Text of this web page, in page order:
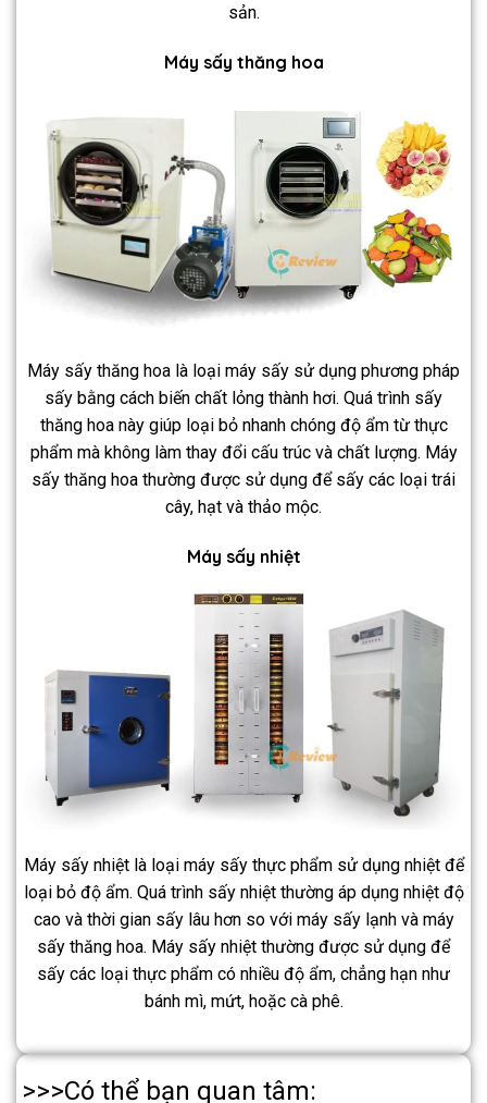
sản.
Máy sấy thăng hoa
Máy sấy thăng hoa là loại máy sấy sử dụng phương pháp
sấy bằng cách biến chất lỏng thành hơi. Quá trình sấy
thăng hoa này giúp loại bỏ nhanh chóng độ ẩm từ thực
phẩm mà không làm thay đổi cấu trúc và chất lượng. Máy
sấy thăng hoa thường được sử dụng để sấy các loại trái
cây, hạt và thảo mộc.
Máy sấy nhiệt
Máy sấy nhiệt là loại máy sấy thực phẩm sử dụng nhiệt để
loại bỏ độ ẩm. Quá trình sấy nhiệt thường áp dụng nhiệt độ
cao và thời gian sấy lâu hơn so với máy sấy lạnh và máy
sấy thăng hoa. Máy sấy nhiệt thường được sử dụng để
sấy các loại thực phẩm có nhiều độ ẩm, chẳng hạn như
bánh mì, mứt, hoặc cà phê.
>>>Có thể bạn quan tâm: